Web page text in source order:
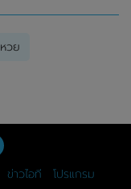
วย
ข่าวไอที
โปรแกรม